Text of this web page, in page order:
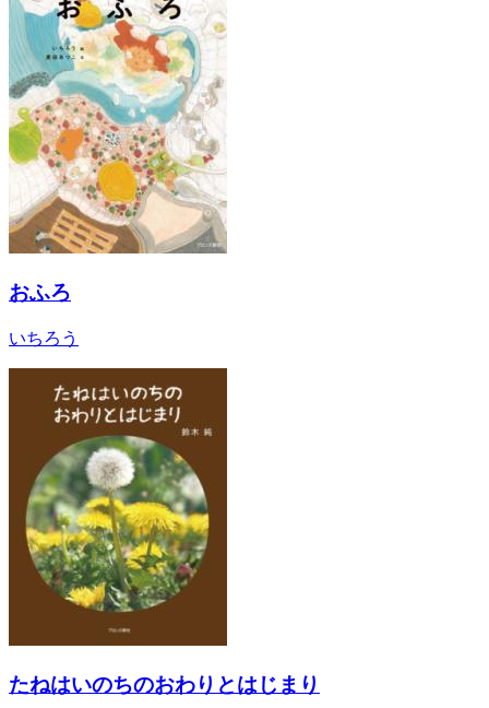
おふろ
いちろう
たねはいのちのおわりとはじまり